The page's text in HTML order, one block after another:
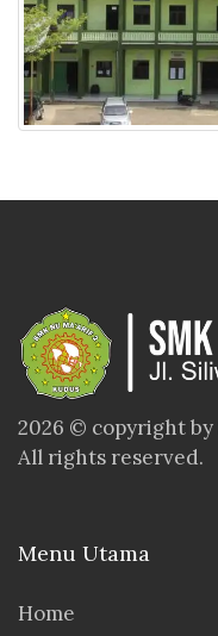
2026 © copyright by
All rights reserved.
Menu Utama
Home